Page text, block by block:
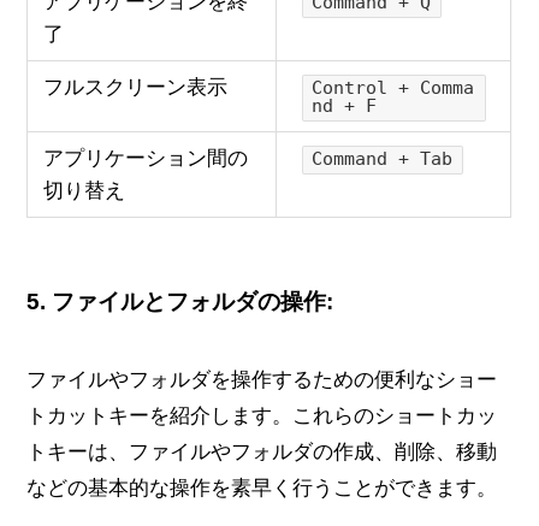
了
フルスクリーン表示
Control + Comma
nd + F
アプリケーション間の
切り替え
Command + Tab
5. ファイルとフォルダの操作:
ファイルやフォルダを操作するための便利なショー
トカットキーを紹介します。これらのショートカッ
トキーは、ファイルやフォルダの作成、削除、移動
などの基本的な操作を素早く行うことができます。